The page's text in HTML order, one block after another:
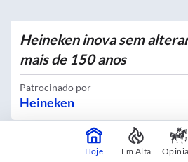
Heineken inova sem
mais de 150 anos
Patrocinado por
Heineken
Hoje Em Alta